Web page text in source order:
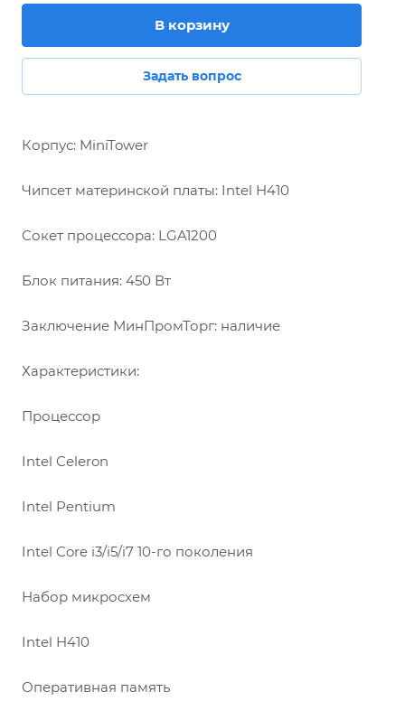
В корзину
Задать вопрос
Корпус: MiniTower
Чипсет материнской платы: Intel H410
Сокет процессора: LGA1200
Блок питания: 450 Вт
Заключение МинПромТорг: наличие
Характеристики:
Процессор
Intel Celeron
Intel Pentium
Intel Core i3/i5/i7 10-го поколения
Набор микросхем
Intel H410
Оперативная память